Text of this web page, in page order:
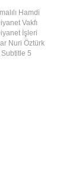
Hamdi
Vakfı
İşleri
Nuri Öztürk
Subtitle 5